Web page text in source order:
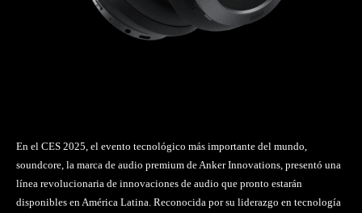
En el CES 2025, el evento tecnológico más importante del mundo,
soundcore, la marca de audio premium de Anker Innovations, presentó una
línea revolucionaria de innovaciones de audio que pronto estarán
disponibles en América Latina. Reconocida por su liderazgo en tecnología